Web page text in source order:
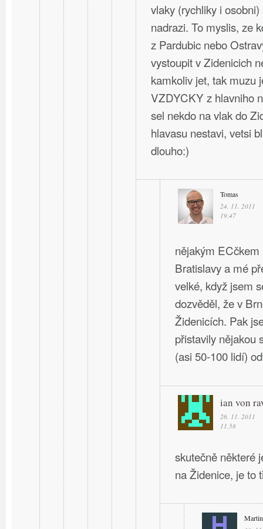
vlaky (rychliky i
nadrazi. To myslis, ze
z Pardubic nebo
vystoupit v Zidenicich
kamkoliv jet, tak muzu
VZDYCKY z hlavniho
sel nekdo na vlak do
hlavasu nestavi, vetsi
dlouho:)
Tomas
24. 11. 2011
19.47
nějakým
Bratislavy a mé
velké, když jsem
dozvěděl, že v
Židenicích. Pak
přistavily nějakou
(asi 50-100 lidí)
ian von
26. 11. 2011
11.58
skutečně některé
na Židenice, je to
Martin